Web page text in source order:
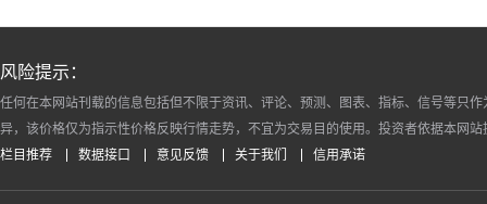
风险提示：
任何在本网站刊载的信息包括但不限于资讯、评论、预测、图表、指标、信号等只
异，该价格仅为指示性价格反映行情走势，不宜为交易目的使用。投资者依据本网
栏目推荐
数据接口 意见反馈 关于我们 信用承诺